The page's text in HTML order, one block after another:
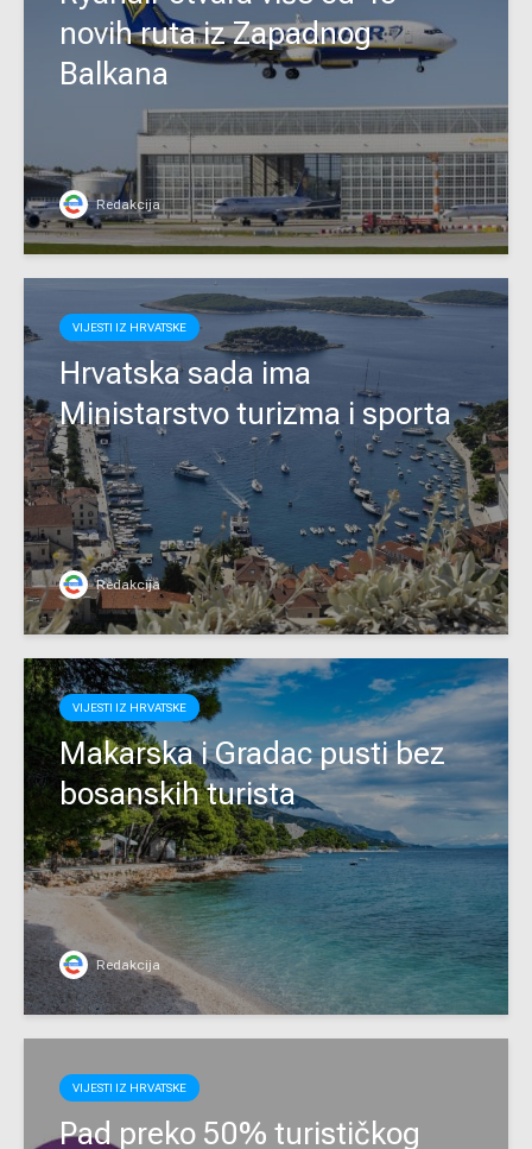
novih ruta iz Zapadnog
Balkana
Redakcija
VIJESTI IZ HRVATSKE
Hrvatska sada ima
Ministarstvo turizma i sporta
Redakcija
VIJESTI IZ HRVATSKE
Makarska i Gradac pusti bez
bosanskih turista
Redakcija
VIJESTI IZ HRVATSKE
Pad preko 50% turističkog